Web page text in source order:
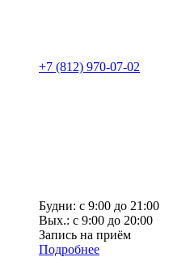
+7 (812) 970-07-02
Будни: с 9:00 до 21:00
Вых.: с 9:00 до 20:00
Запись на приём
Подробнее